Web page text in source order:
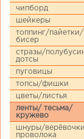
чипборд
шейкеры
топпинг/пайетки/
бисер
стразы/
дотсы
пуговицы
топсы/фишки
цветы/листья
ленты/ тесьма/
кружево
шнуры/
проволока